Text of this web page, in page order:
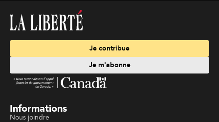
Je contribue
Je m'abonne
Informations
Nous joindre